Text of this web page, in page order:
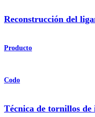
Reconstrucción del
Producto
Codo
Técnica de tornillos de